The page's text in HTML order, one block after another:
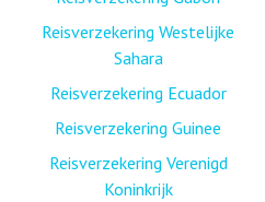
Reisverzekering Westelijke
Sahara
Reisverzekering Ecuador
Reisverzekering Guinee
Reisverzekering Verenigd
Koninkrijk